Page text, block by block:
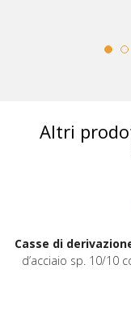
Altri
Casse di
d’acciaio sp. 10/10